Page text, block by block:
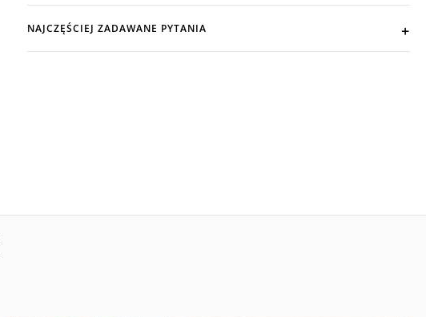
NAJCZĘŚCIEJ ZADAWANE PYTANIA